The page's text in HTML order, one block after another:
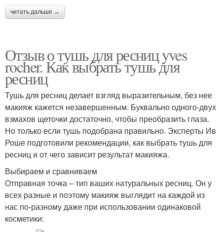
читать дальше →
Отзыв о тушь для ресниц yves
rocher. Как выбрать тушь для
ресниц
Тушь для ресниц делает взгляд выразительным, без нее
макияж кажется незавершенным. Буквально одного-двух
взмахов щеточки достаточно, чтобы преобразить глаза.
Но только если тушь подобрана правильно. Эксперты Ив
Роше подготовили рекомендации, как выбрать тушь для
ресниц и от чего зависит результат макияжа.
Выбираем и сравниваем
Отправная точка – тип ваших натуральных ресниц. Он у
всех разные и поэтому макияж выглядит на каждой из
нас по-разному даже при использовании одинаковой
косметики: